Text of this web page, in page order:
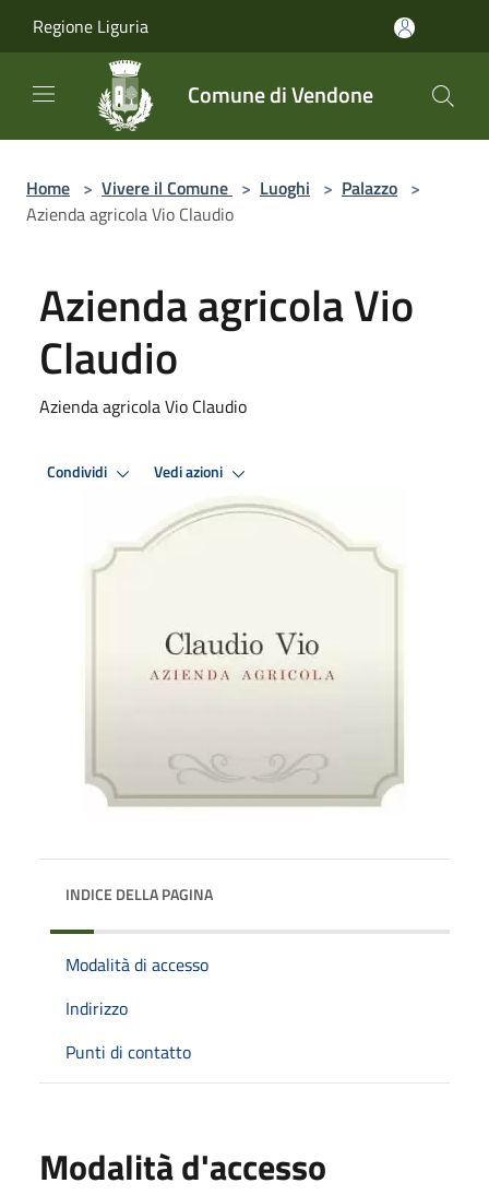
Regione Liguria
Comune di Vendone
Home > Vivere il Comune > Luoghi > Palazzo >
Azienda agricola Vio Claudio
Azienda agricola Vio
Claudio
Azienda agricola Vio Claudio
Condividi Vedi azioni
INDICE DELLA PAGINA
Modalità di accesso
Indirizzo
Punti di contatto
Modalità d'accesso